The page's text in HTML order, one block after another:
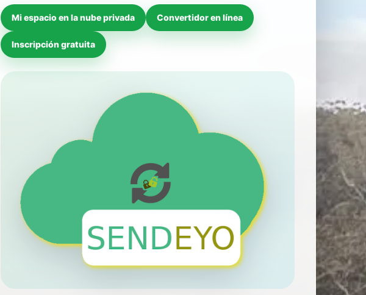
Mi espacio en la nube privada Convertidor en línea
Inscripción gratuita